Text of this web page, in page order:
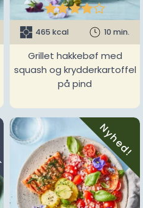

465 kcal 10 min.
Grillet hakkebøf med
squash og krydderkartoffel
på pind
Nyhed!